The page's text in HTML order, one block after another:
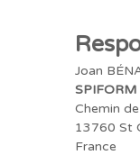
Joan
SPIFORM
Chemin
13760 St
France